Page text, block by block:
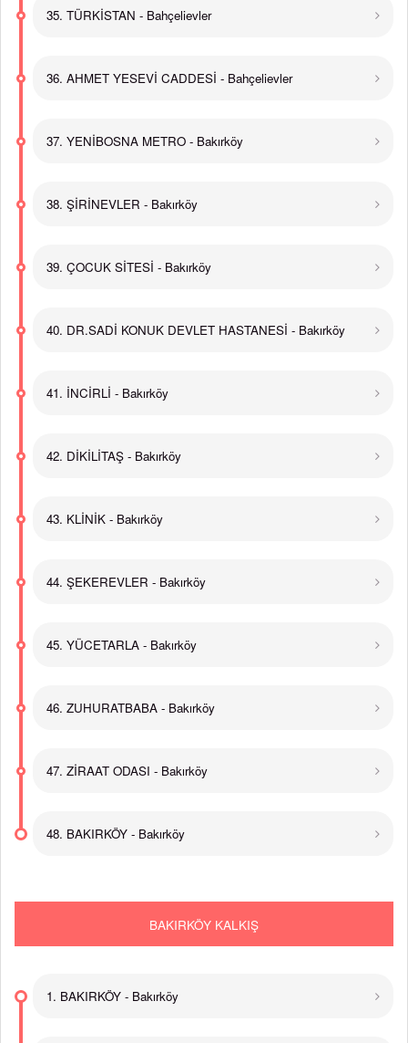
35. TÜRKİSTAN - Bahçelievler
36. AHMET YESEVİ CADDESİ - Bahçelievler
37. YENİBOSNA METRO - Bakırköy
38. ŞİRİNEVLER - Bakırköy
39. ÇOCUK SİTESİ - Bakırköy
40. DR.SADİ KONUK DEVLET HASTANESİ - Bakırköy
41. İNCİRLİ - Bakırköy
42. DİKİLİTAŞ - Bakırköy
43. KLİNİK - Bakırköy
44. ŞEKEREVLER - Bakırköy
45. YÜCETARLA - Bakırköy
46. ZUHURATBABA - Bakırköy
47. ZİRAAT ODASI - Bakırköy
48. BAKIRKÖY - Bakırköy
BAKIRKÖY KALKIŞ
1. BAKIRKÖY - Bakırköy